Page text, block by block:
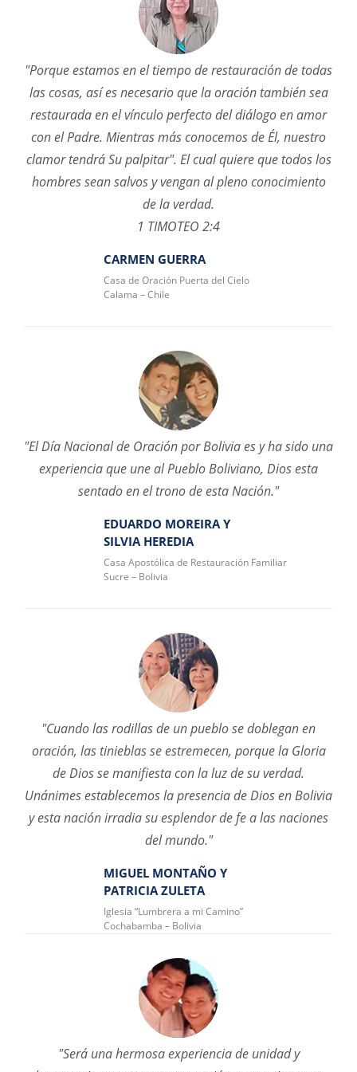
"Porque estamos en el tiempo de restauración de todas
las cosas, así es necesario que la oración también sea
restaurada en el vínculo perfecto del diálogo en amor
con el Padre. Mientras más conocemos de Él, nuestro
clamor tendrá Su palpitar". El cual quiere que todos los
hombres sean salvos y vengan al pleno conocimiento
de la verdad.
1 TIMOTEO 2:4
CARMEN GUERRA
Casa de Oración Puerta del Cielo
Calama – Chile
"El Día Nacional de Oración por Bolivia es y ha sido una
experiencia que une al Pueblo Boliviano, Dios esta
sentado en el trono de esta Nación."
EDUARDO MOREIRA Y
SILVIA HEREDIA
Casa Apostólica de Restauración Familiar
Sucre – Bolivia
"Cuando las rodillas de un pueblo se doblegan en
oración, las tinieblas se estremecen, porque la Gloria
de Dios se manifiesta con la luz de su verdad.
Unánimes establecemos la presencia de Dios en Bolivia
y esta nación irradia su esplendor de fe a las naciones
del mundo."
MIGUEL MONTAÑO Y
PATRICIA ZULETA
Iglesia “Lumbrera a mi Camino”
Cochabamba – Bolivia
"Será una hermosa experiencia de unidad y